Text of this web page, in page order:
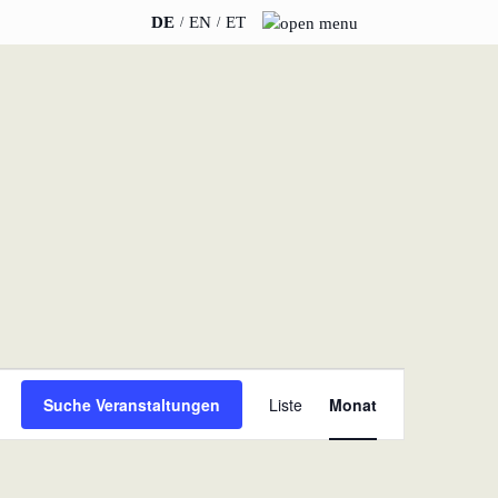
DE EN ET
Suche Veranstaltungen
Ansichten-
Liste Monat